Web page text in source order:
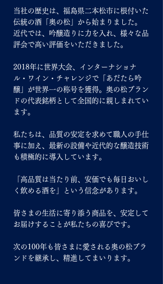
当社の歴史は、福島県二本松市に根付いた
伝統の酒「奥の松」から始まりました。
近代では、吟醸造りに力を入れ、様々な品
評会で高い評価をいただきました。
2018年に世界大会、インターナショナ
ル・ワイン・チャレンジで「あだたら吟
醸」が世界一の称号を獲得。奥の松ブラン
ドの代表銘柄として全国的に親しまれてい
ます。
私たちは、品質の安定を求めて職人の手仕
事に加え、最新の設備や近代的な醸造技術
も積極的に導入しています。
「高品質は当たり前、安価でも毎日おいし
く飲める酒を」という信念があります。
皆さまの生活に寄り添う商品を、安定して
お届けすることが私たちの喜びです。
次の100年も皆さまに愛される奥の松ブラ
ンドを継承し、精進してまいります。